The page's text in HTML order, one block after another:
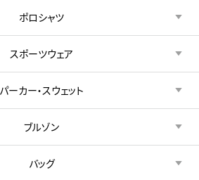
ポロシャツ
スポーツウェア
パーカー・スウェット
ブルゾン
バッグ